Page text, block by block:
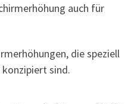
auch für
die speziell
sind.